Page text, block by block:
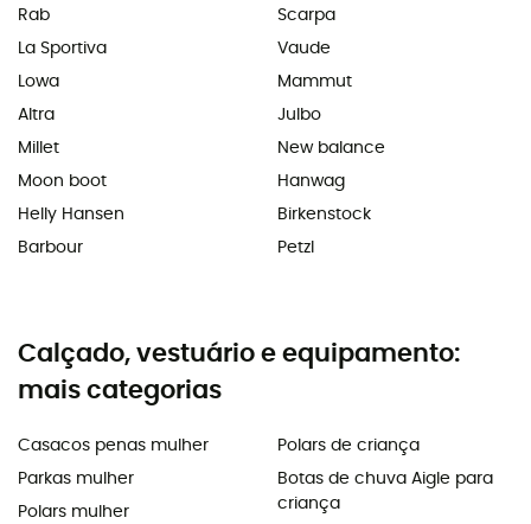
Rab
La Sportiva
Lowa
Altra
Millet
Moon boot
Helly Hansen
Barbour
Scarpa
Vaude
Mammut
Julbo
New balance
Hanwag
Birkenstock
Petzl
Calçado, vestuário e equipamento:
mais categorias
Casacos penas mulher
Parkas mulher
Polars mulher
Polars de criança
Botas de chuva Aigle para
criança